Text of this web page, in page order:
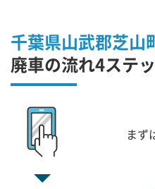
千葉県山武郡芝山
廃車の流れ4ステ
まず